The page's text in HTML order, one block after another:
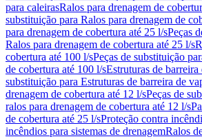
para caleirasRalos para drenagem de
substituição para Ralos para drenagem de
para drenagem de cobertura até 25 l/sPeças
Ralos para drenagem de cobertura até 25 l/s
cobertura até 100 l/sPeças de substituição
de cobertura até 100 l/sEstruturas de barreira
substituição para Estruturas de barreira de
drenagem de cobertura até 12 l/sPeças de
ralos para drenagem de cobertura até 12 l/s
de cobertura até 25 l/sProteção contra
incêndios para sistemas de drenagemRalos